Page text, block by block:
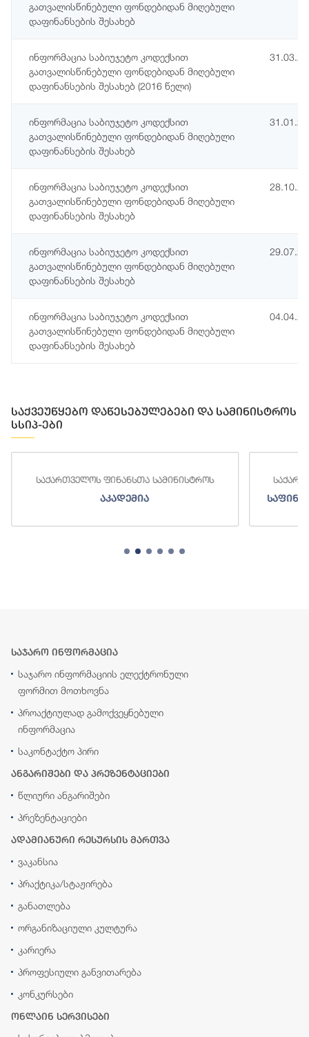
გათვალისწინებული ფონდებიდან მიღებული
დაფინანსების შესახებ
ინფორმაცია საბიუჯეტო კოდექსით
გათვალისწინებული ფონდებიდან მიღებული
დაფინანსების შესახებ (2016 წელი)
ინფორმაცია საბიუჯეტო კოდექსით
გათვალისწინებული ფონდებიდან მიღებული
დაფინანსების შესახებ
ინფორმაცია საბიუჯეტო კოდექსით
გათვალისწინებული ფონდებიდან მიღებული
დაფინანსების შესახებ
ინფორმაცია საბიუჯეტო კოდექსით
გათვალისწინებული ფონდებიდან მიღებული
დაფინანსების შესახებ
ინფორმაცია საბიუჯეტო კოდექსით
გათვალისწინებული ფონდებიდან მიღებული
დაფინანსების შესახებ
საქვეუწყებო დაწესებულებები და სამინისტროს
სსიპ-ები
საქართველოს ფინანსთა სამინისტროს
აკადემია
საჯარო ინფორმაცია
საჯარო ინფორმაციის ელექტრონული
ფორმით მოთხოვნა
პროაქტიულად გამოქვეყნებული
ინფორმაცია
საკონტაქტო პირი
ანგარიშები და პრეზენტაციები
წლიური ანგარიშები
პრეზენტაციები
ადამიანური რესურსის მართვა
ვაკანსია
პრაქტიკა/სტაჟირება
განათლება
ორგანიზაციული კულტურა
კარიერა
პროფესიული განვითარება
კონკურსები
ონლაინ სერვისები